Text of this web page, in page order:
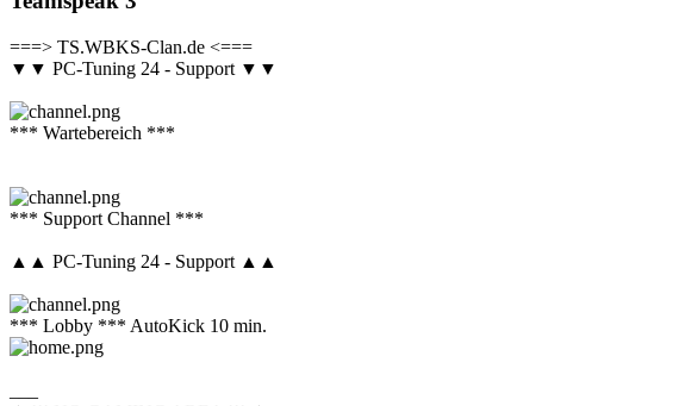
===> TS.WBKS-Clan.de <===
▼▼ PC-Tuning 24 - Support ▼▼
*** Wartebereich ***
*** Support Channel ***
▲▲ PC-Tuning 24 - Support ▲▲
*** Lobby *** AutoKick 10 min.